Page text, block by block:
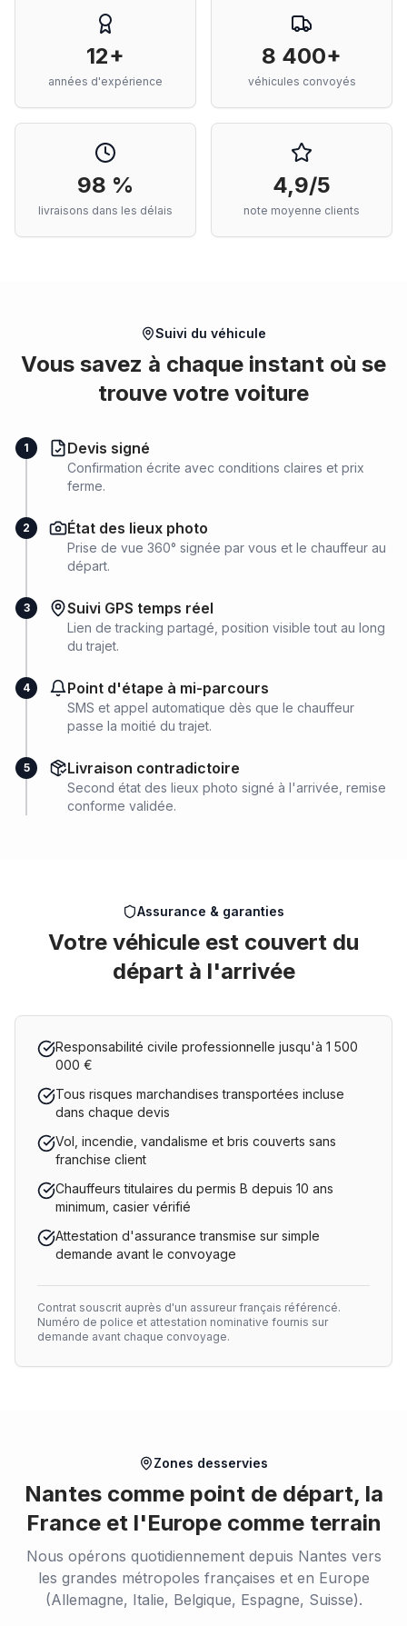
12+
années d'expérience
8 400+
véhicules convoyés
98 %
livraisons dans les délais
4,9/5
note moyenne clients
Suivi du véhicule
Vous savez à chaque instant où se
trouve votre voiture
1 Devis signé
Confirmation écrite avec conditions claires et prix
ferme.
2 État des lieux photo
Prise de vue 360° signée par vous et le chauffeur au
départ.
3 Suivi GPS temps réel
Lien de tracking partagé, position visible tout au long
du trajet.
4 Point d'étape à mi-parcours
SMS et appel automatique dès que le chauffeur
passe la moitié du trajet.
5 Livraison contradictoire
Second état des lieux photo signé à l'arrivée, remise
conforme validée.
Assurance & garanties
Votre véhicule est couvert du
départ à l'arrivée
Responsabilité civile professionnelle jusqu'à 1 500
000 €
Tous risques marchandises transportées incluse
dans chaque devis
Vol, incendie, vandalisme et bris couverts sans
franchise client
Chauffeurs titulaires du permis B depuis 10 ans
minimum, casier vérifié
Attestation d'assurance transmise sur simple
demande avant le convoyage
Contrat souscrit auprès d'un assureur français référencé.
Numéro de police et attestation nominative fournis sur
demande avant chaque convoyage.
Zones desservies
Nantes comme point de départ, la
France et l'Europe comme terrain
Nous opérons quotidiennement depuis Nantes vers
les grandes métropoles françaises et en Europe
(Allemagne, Italie, Belgique, Espagne, Suisse).